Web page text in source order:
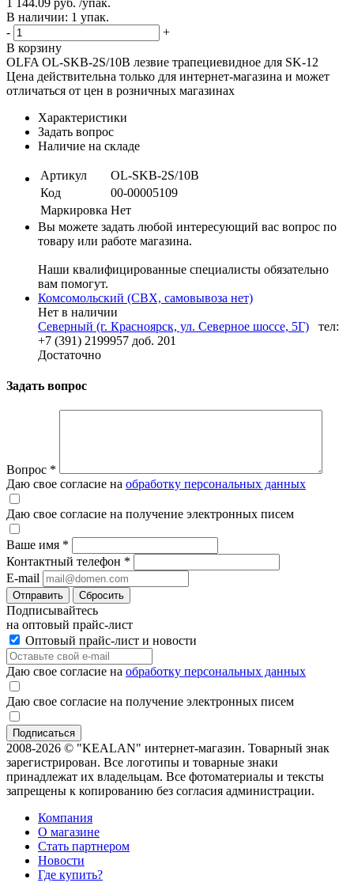
В наличии: 1 упак.
-
+
В корзину
OLFA OL-SKB-2S/10B лезвие трапециевидное для SK-12
Цена действительна только для интернет-магазина и может
отличаться от цен в розничных магазинах
Характеристики
Задать вопрос
Наличие на складе
Артикул
OL-SKB-2S/10B
Код
00-00005109
Маркировка Нет
Вы можете задать любой интересующий вас вопрос по
товару или работе магазина.
Наши квалифицированные специалисты обязательно
вам помогут.
Комсомольский (СВХ, самовывоза нет)
Нет в наличии
Северный (г. Красноярск, ул. Северное шоссе, 5Г)
тел:
+7 (391) 2199957 доб. 201
Достаточно
Задать вопрос
Вопрос *
Даю свое согласие на обработку персональных данных
Даю свое согласие на получение электронных писем
Ваше имя *
Контактный телефон *
E-mail
Отправить Сбросить
Подписывайтесь
на оптовый прайс-лист
Оптовый прайс-лист и новости
Даю свое согласие на обработку персональных данных
Даю свое согласие на получение электронных писем
2008-2026 © "KEALAN" интернет-магазин. Товарный знак
зарегистрирован. Все логотипы и товарные знаки
принадлежат их владельцам. Все фотоматериалы и тексты
запрещены к копированию без согласия администрации.
Компания
О магазине
Стать партнером
Новости
Где купить?